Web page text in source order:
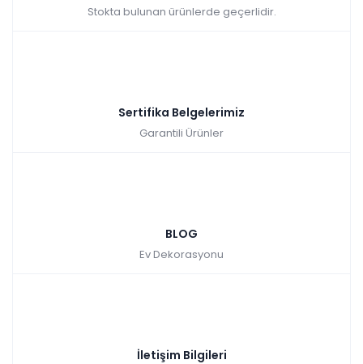
Stokta bulunan ürünlerde geçerlidir.
Sertifika Belgelerimiz
Garantili Ürünler
BLOG
Ev Dekorasyonu
İletişim Bilgileri